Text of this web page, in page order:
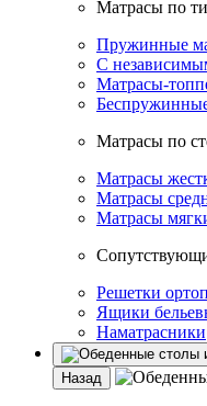
Матрасы по
Пружинные
С
Матрасы-
Матрасы по
Матрасы
Матрасы
Матрасы
Решетки
Ящики
Наматрасники
Назад